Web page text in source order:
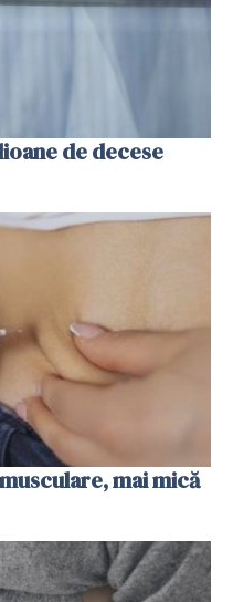
de decese
mai mică